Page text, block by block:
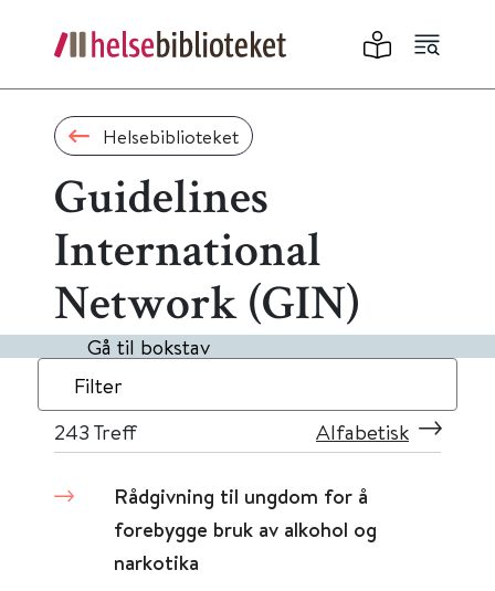
Helsebiblioteket
Guidelines
International
Network (GIN)
Gå til bokstav
Filter
243 Treff Alfabetisk
Rådgivning til ungdom for å
forebygge bruk av alkohol og
narkotika